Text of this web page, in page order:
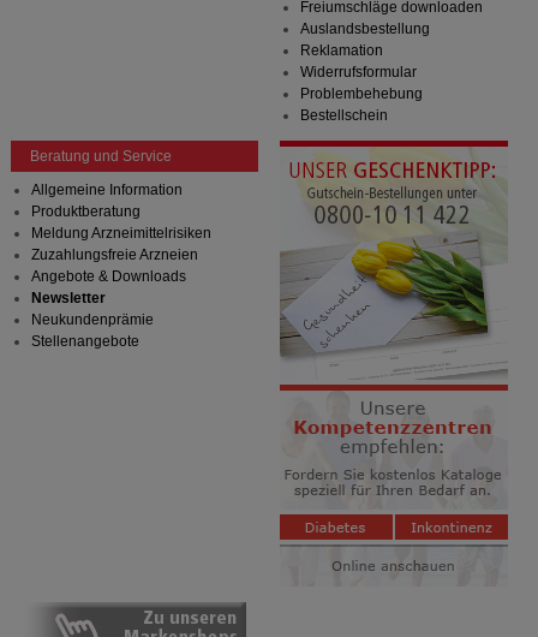
anzuzeigen und unser Partnerprogramm zu
Hierüber lassen sich
Informationen über die Art und Weise der Nutzung
unserer Website sammeln, mit deren Hilfe wir unsere
Website weiter für Sie optimieren können, den Inhalt
auf unserer Website aber auch die Werbung auf
Drittseiten möglichst relevant für Sie zu gestalten.
Bitte beachten Sie, dass Daten hierfür teilweise an
Dritte wie z.B. Google oder soziale Medien
übertragen werden.
Freiumschläge downloaden
Auslandsbestellung
Reklamation
Widerrufsformular
Problembehebung
Bestellschein
Beratung und Service
Allgemeine Information
Produktberatung
Meldung Arzneimittelrisiken
Zuzahlungsfreie Arzneien
Angebote & Downloads
Newsletter
Neukundenprämie
Stellenangebote